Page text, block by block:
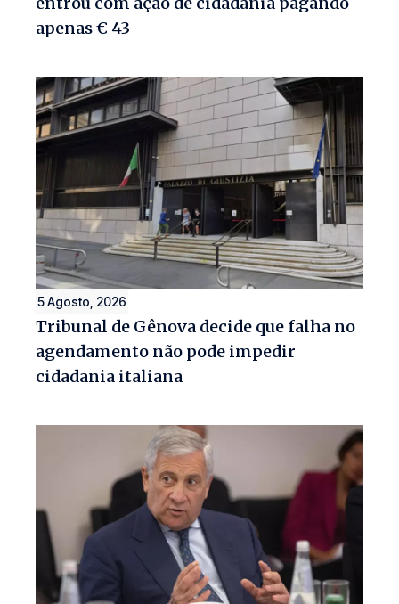
apenas € 43
5 Agosto, 2026
Tribunal de Gênova decide que falha no
agendamento não pode impedir
cidadania italiana